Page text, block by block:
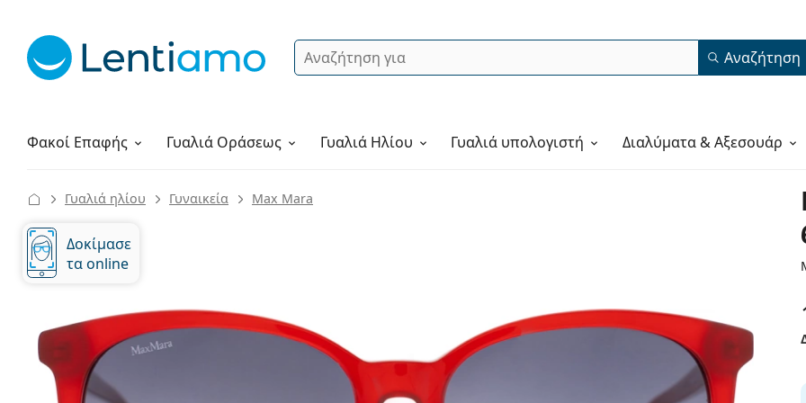
Αναζήτηση Αναζήτηση
Φακοί Επαφής
Υγρά φακών ΓυαλιάΟράσεως Γυαλιά Ηλίου Γυαλιά υπολογιστή Διαλύματα & Αξεσουάρ
Πώς να παραγγείλετε
Γυαλιά ηλίου Γυναικεία Max Mara
Δοκίμασε
τα online